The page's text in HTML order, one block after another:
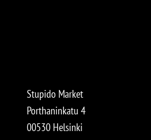
Stupido Market
Porthaninkatu 4
00530 Helsinki